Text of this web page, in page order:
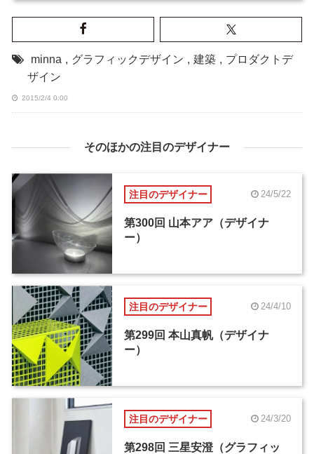
minna , グラフィックデザイン , 建築 , プロダクトデ
ザイン
2015/2/4 0:00
そのほかの注目のデザイナー
注目のデザイナー 24/5/22
第300回 山本アア（デザイナ
ー）
注目のデザイナー 24/4/10
第299回 本山真帆（デザイナ
ー）
注目のデザイナー 24/3/20
第298回 三星安澄（グラフィッ